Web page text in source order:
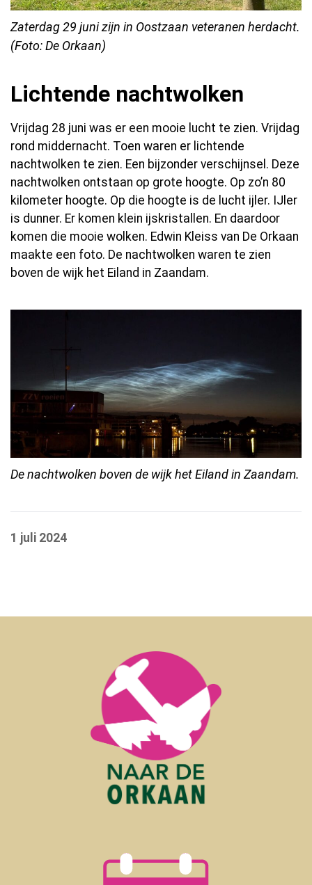
Zaterdag 29 juni zijn in Oostzaan veteranen herdacht.
(Foto: De Orkaan)
Lichtende nachtwolken
Vrijdag 28 juni was er een mooie lucht te zien. Vrijdag
rond middernacht. Toen waren er lichtende
nachtwolken te zien. Een bijzonder verschijnsel. Deze
nachtwolken ontstaan op grote hoogte. Op zo’n 80
kilometer hoogte. Op die hoogte is de lucht ijler. IJler
is dunner. Er komen klein ijskristallen. En daardoor
komen die mooie wolken. Edwin Kleiss van De Orkaan
maakte een foto. De nachtwolken waren te zien
boven de wijk het Eiland in Zaandam.
De nachtwolken boven de wijk het Eiland in Zaandam.
1 juli 2024